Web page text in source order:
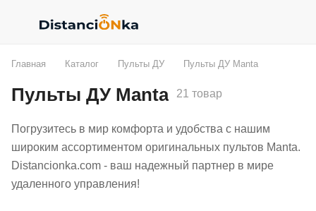
Главная Каталог Пульты ДУ Пульты ДУ Manta
Пульты ДУ Manta 21 товар
Погрузитесь в мир комфорта и удобства с нашим
широким ассортиментом оригинальных пультов Manta.
Distancionka.com - ваш надежный партнер в мире
удаленного управления!